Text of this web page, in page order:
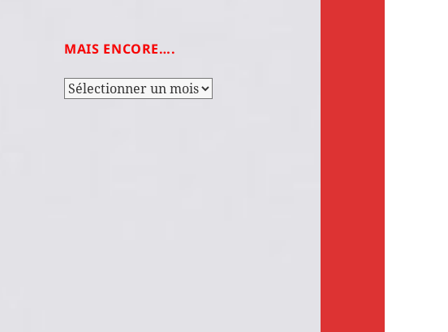
MAIS ENCORE….
Mais